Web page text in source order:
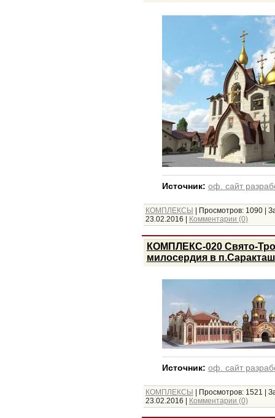
Источник: оф. сайт
КОМПЛЕКСЫ | Просмотров: 1090|
23.02.2016 | Комментарии (0)
КОМПЛЕКС-020 Свято-
милосердия в
Источник: оф. сайт
КОМПЛЕКСЫ | Просмотров: 1521 |
23.02.2016 | Комментарии (0)